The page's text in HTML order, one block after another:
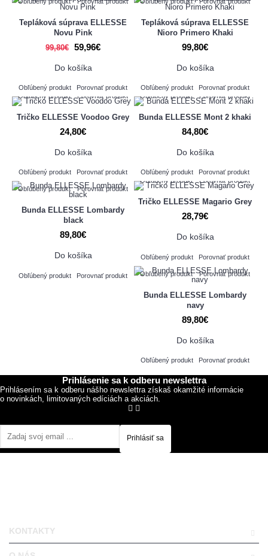
Tepláková súprava ELLESSE
Novu Pink
99,80€ 59,96€
Do košíka
Obľúbený produkt Porovnať produkt
Tepláková súprava ELLESSE
Nioro Primero Khaki
99,80€
Do košíka
Obľúbený produkt
Porovnať produkt
Obľúbený produkt
Porovnať produkt
Tričko ELLESSE Voodoo Grey
24,80€
Do košíka
Obľúbený produkt Porovnať produkt
Obľúbený produkt Porovnať produkt
Bunda ELLESSE Mont 2 khaki
84,80€
Do košíka
Obľúbený produkt Porovnať produkt
Obľúbený produkt Porovnať produkt
Bunda ELLESSE Lombardy
black
89,80€
Do košíka
Obľúbený produkt Porovnať produkt
Obľúbený produkt Porovnať produkt
Tričko ELLESSE Magario Grey
28,79€
Do košíka
Obľúbený produkt Porovnať produkt
Obľúbený produkt Porovnať produkt
Bunda ELLESSE Lombardy
navy
89,80€
Do košíka
Obľúbený produkt Porovnať produkt
Prihlásenie sa k odberu newslettra
Prihlásením sa k odberu nášho newslettra získaš okamžité informácie
o novinkách, limitovaných edíciách a akciách.
Prihlásiť sa
KONTAKTY